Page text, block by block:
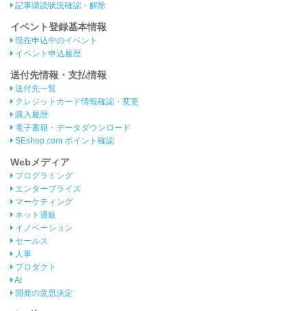
記事購読状況確認・解除
イベント登録基本情報
現在申込中のイベント
イベント申込履歴
送付先情報・支払情報
送付先一覧
クレジットカード情報確認・変更
購入履歴
電子書籍・データダウンロード
SEshop.com ポイント確認
Webメディア
プログラミング
エンタープライズ
マーケティング
ネット通販
イノベーション
セールス
人事
プロダクト
AI
開発の意思決定